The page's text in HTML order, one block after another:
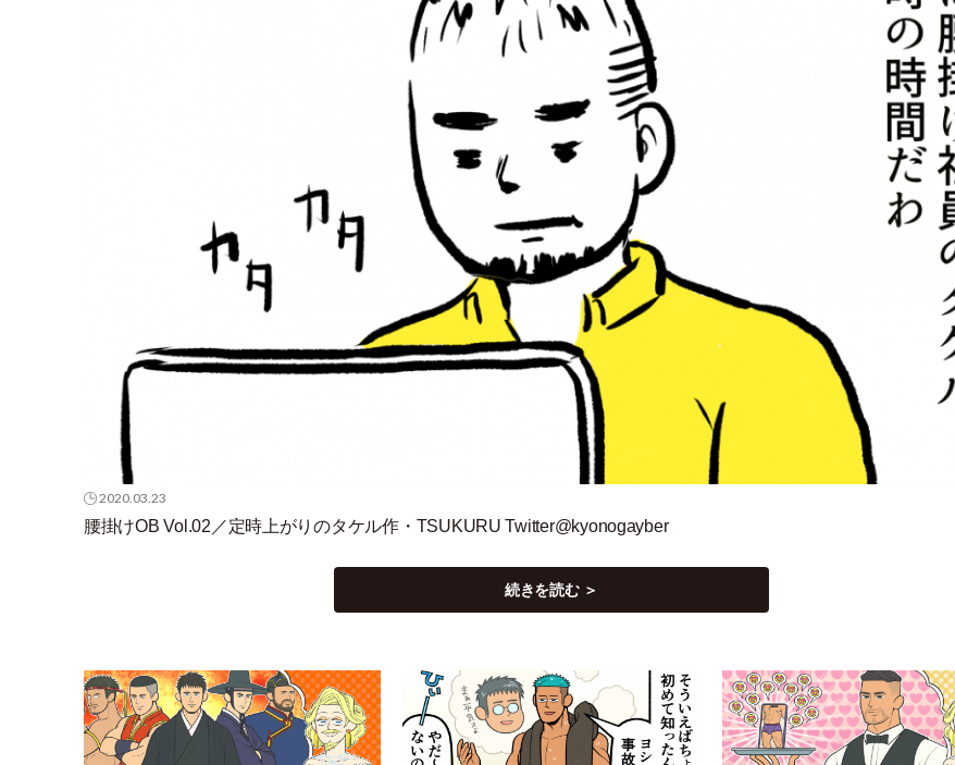
2020.03.23
腰掛けOB Vol.02／定時上がりのタケル作・ TSUKURU Twitter@kyonogayber
続きを読む ＞